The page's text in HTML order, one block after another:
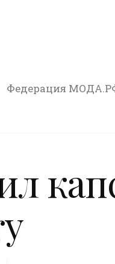
Федерация